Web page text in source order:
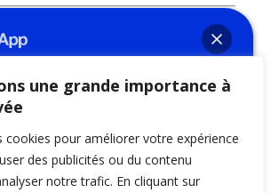
une grande importance à
cookies pour améliorer votre expérience
des publicités ou du contenu
notre trafic. En cliquant sur
comment allez-vous ?
pas à m'ajouter sur WhatsApp
une réponse immédiate !